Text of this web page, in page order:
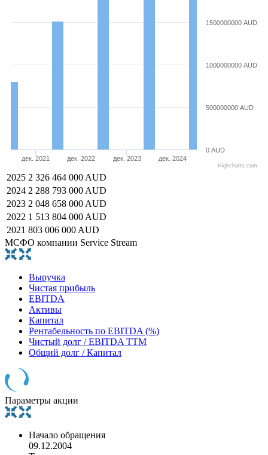
дек. 2021 дек. 2022 дек. 2023 дек. 2024
0 AUD
500000000 AUD
1000000000 AUD
1500000000 AUD
Highcharts.com
2025 2 326 464 000 AUD
2024 2 288 793 000 AUD
2023 2 048 658 000 AUD
2022 1 513 804 000 AUD
2021 803 006 000 AUD
МСФО компании Service Stream
Выручка
Чистая прибыль
EBITDA
Активы
Капитал
Рентабельность по EBITDA (%)
Чистый долг / EBITDA TTM
Общий долг / Капитал
Параметры акции
Начало обращения
09.12.2004